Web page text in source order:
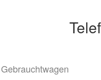
Gebrauchtwagen